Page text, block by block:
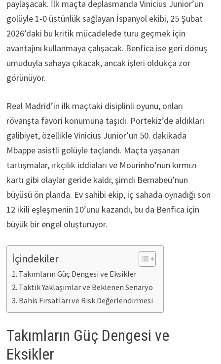
paylaşacak. İlk maçta deplasmanda Vinicius Junior’un
golüyle 1-0 üstünlük sağlayan İspanyol ekibi, 25 Şubat
2026’daki bu kritik mücadelede turu geçmek için
avantajını kullanmaya çalışacak. Benfica ise geri dönüş
umuduyla sahaya çıkacak, ancak işleri oldukça zor
görünüyor.
Real Madrid’in ilk maçtaki disiplinli oyunu, onları
rövanşta favori konumuna taşıdı. Portekiz’de aldıkları
galibiyet, özellikle Vinicius Junior’un 50. dakikada
Mbappe asistli golüyle taçlandı. Maçta yaşanan
tartışmalar, ırkçılık iddiaları ve Mourinho’nun kırmızı
kartı gibi olaylar geride kaldı; şimdi Bernabeu’nun
büyüsü ön planda. Ev sahibi ekip, iç sahada oynadığı son
12 ikili eşleşmenin 10’unu kazandı, bu da Benfica için
büyük bir engel oluşturuyor.
İçindekiler
Takımların Güç Dengesi ve Eksikler
Taktik Yaklaşımlar ve Beklenen Senaryo
Bahis Fırsatları ve Risk Değerlendirmesi
Takımların Güç Dengesi ve
Eksikler